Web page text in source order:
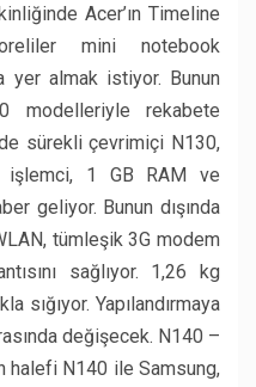
Acer’ın Timeline
mini notebook
yer almak istiyor. Bunun
modelleriyle rekabete
sürekli çevrimiçi N130,
1 GB RAM ve
geliyor. Bunun dışında
tümleşik 3G modem
sağlıyor. 1,26 kg
sığıyor. Yapılandırmaya
değişecek. N140 –
halefi N140 ile Samsung,